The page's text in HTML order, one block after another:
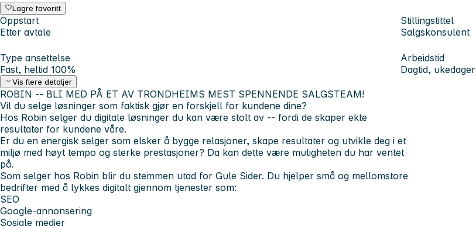
Lagre favoritt
Oppstart
Etter avtale
Stillingstittel
Salgskonsulent
Type ansettelse
Fast, heltid 100%
Arbeidstid
Dagtid, ukedager
Vis flere detaljer
ROBIN -- BLI MED PÅ ET AV TRONDHEIMS MEST SPENNENDE SALGSTEAM!
Vil du selge løsninger som faktisk gjør en forskjell for kundene dine?
Hos Robin selger du digitale løsninger du kan være stolt av -- fordi de skaper ekte
resultater for kundene våre.
Er du en energisk selger som elsker å bygge relasjoner, skape resultater og utvikle deg i et
miljø med høyt tempo og sterke prestasjoner? Da kan dette være muligheten du har ventet
på.
Som selger hos Robin blir du stemmen utad for Gule Sider. Du hjelper små og mellomstore
bedrifter med å lykkes digitalt gjennom tjenester som:
SEO
Google-annonsering
Sosiale medier